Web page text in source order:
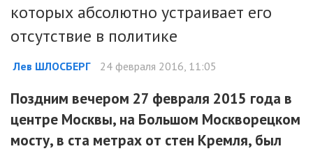
которых абсолютно устраивает его
отсутствие в политике
Лев ШЛОСБЕРГ 24 февраля 2016, 11:05
Поздним вечером 27 февраля 2015 года в
центре Москвы, на Большом Москворецком
мосту, в ста метрах от стен Кремля, был